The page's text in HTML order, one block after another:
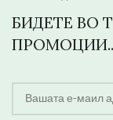
БИДЕТЕ ВО